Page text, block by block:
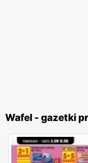
Wafel - gazetki